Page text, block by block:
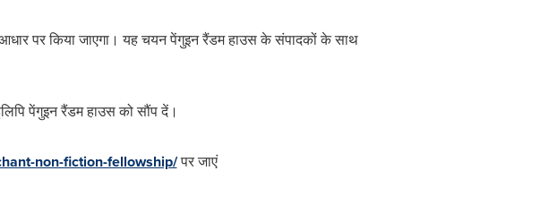
पर किया जाएगा। यह चयन पेंगुइन रैंडम हाउस के संपादकों के साथ
पेंगुइन रैंडम हाउस को सौंप दें।
non-fiction-fellowship/पर जाएं